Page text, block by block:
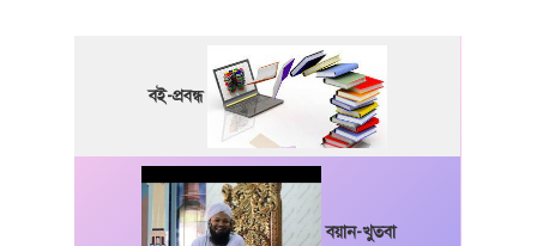
বই-প্রবন্ধ
বয়ান-খুতবা